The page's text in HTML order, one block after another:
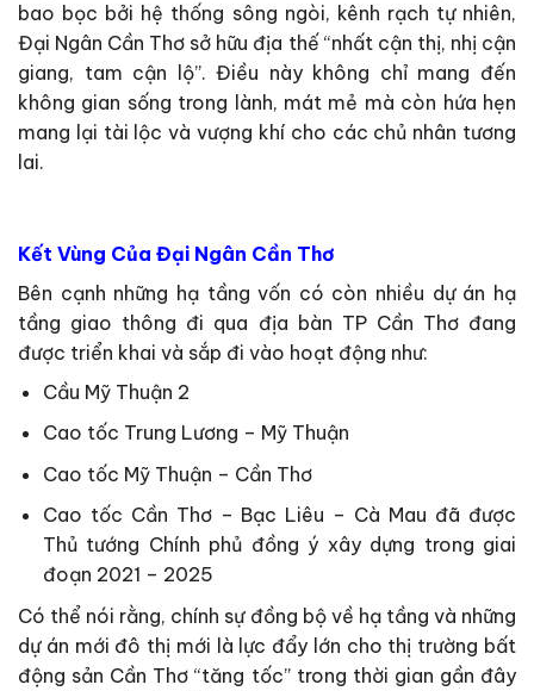
bao bọc bởi hệ thống sông ngòi, kênh rạch tự nhiên,
Đại Ngân Cần Thơ sở hữu địa thế “nhất cận thị, nhị cận
giang, tam cận lộ”. Điều này không chỉ mang đến
không gian sống trong lành, mát mẻ mà còn hứa hẹn
mang lại tài lộc và vượng khí cho các chủ nhân tương
lai.
Kết Vùng Của Đại Ngân Cần Thơ
Bên cạnh những hạ tầng vốn có còn nhiều dự án hạ
tầng giao thông đi qua địa bàn TP Cần Thơ đang
được triển khai và sắp đi vào hoạt động như:
Cầu Mỹ Thuận 2
Cao tốc Trung Lương – Mỹ Thuận
Cao tốc Mỹ Thuận – Cần Thơ
Cao tốc Cần Thơ – Bạc Liêu – Cà Mau đã được
Thủ tướng Chính phủ đồng ý xây dựng trong giai
đoạn 2021 – 2025
Có thể nói rằng, chính sự đồng bộ về hạ tầng và những
dự án mới đô thị mới là lực đẩy lớn cho thị trường bất
động sản Cần Thơ “tăng tốc” trong thời gian gần đây